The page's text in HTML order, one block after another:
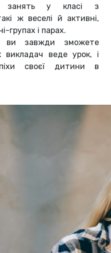
занять у класі з
ж веселі й активні,
групах і парах.
завжди зможете
викладач веде урок, і
своєї дитини в